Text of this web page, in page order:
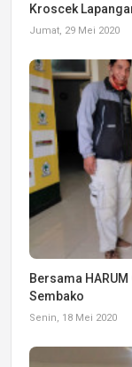
Kroscek
Jumat, 29 Mei 2020
Bersama
Sembako
Senin, 18 Mei 2020